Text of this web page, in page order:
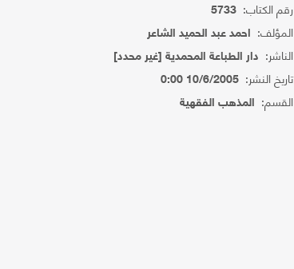
رقم الكتاب: 5733
المؤلف: احمد عبد الحميد الشاعر
الناشر: دار الطباعة المحمدية [غير محدد]
تاريخ النشر: 10/6/2005 0:00
القسم: المذهب الفقهية